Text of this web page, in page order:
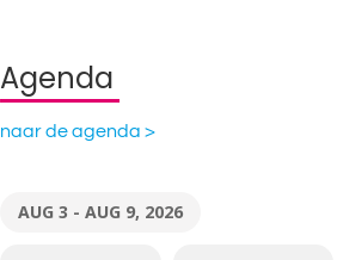
Agenda
naar de agenda >
AUG 3 - AUG 9, 2026